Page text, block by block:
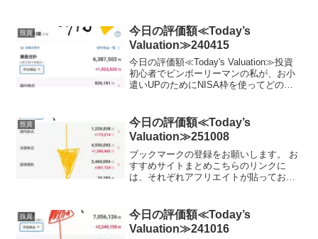
きるだけ投資に回すようにしています。
終...
投資
今日の評価額≪Today’s
Valuation≫240415
今日の評価額≪Today's Valuation≫投資
初心者でビンボーリーマンの私が、お小
遣いUPのためにNISA枠を使ってどの銘
えていれば、少なからず長期投資を始め
る...
投資
今日の評価額≪Today’s
Valuation≫251008
ブックマークの登録をお願いします。 お
すすめサイトまとめこちらのリンクに
は、それぞれアフリエイトが貼っており
でビンボーリーマンの私が、お小遣いUP
のためにNISA枠を使...
投資
今日の評価額≪Today’s
Valuation≫241016